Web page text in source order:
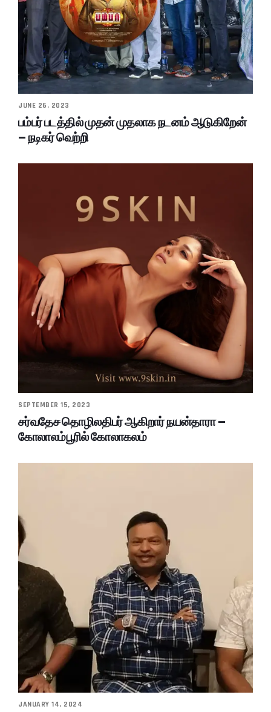
JUNE 26, 2023
பம்பர் படத்தில் முதன் முதலாக நடனம் ஆடுகிறேன்
– நடிகர் வெற்றி
SEPTEMBER 15, 2023
சர்வதேச தொழிலதிபர் ஆகிறார் நயன்தாரா –
கோலாலம்பூரில் கோலாகலம்
JANUARY 14, 2024